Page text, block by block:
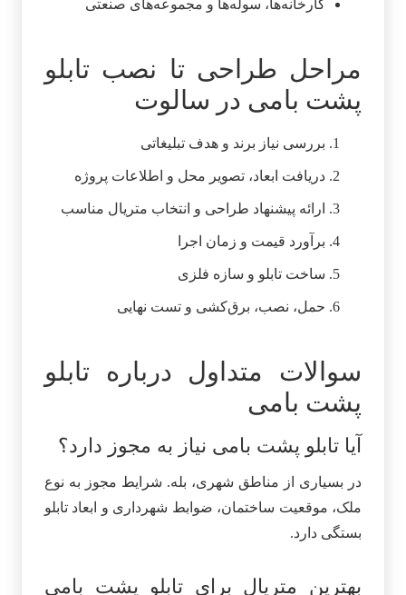
کارخانه‌ها، سوله‌ها و مجموعه‌های صنعتی
مراحل طراحی تا نصب تابلو
پشت بامی در سالوت
بررسی نیاز برند و هدف تبلیغاتی
دریافت ابعاد، تصویر محل و اطلاعات پروژه
ارائه پیشنهاد طراحی و انتخاب متریال مناسب
برآورد قیمت و زمان اجرا
ساخت تابلو و سازه فلزی
حمل، نصب، برق‌کشی و تست نهایی
سوالات متداول درباره تابلو
پشت بامی
آیا تابلو پشت بامی نیاز به مجوز دارد؟
در بسیاری از مناطق شهری، بله. شرایط مجوز به نوع
ملک، موقعیت ساختمان، ضوابط شهرداری و ابعاد تابلو
بستگی دارد.
بهترین متریال برای تابلو پشت بامی